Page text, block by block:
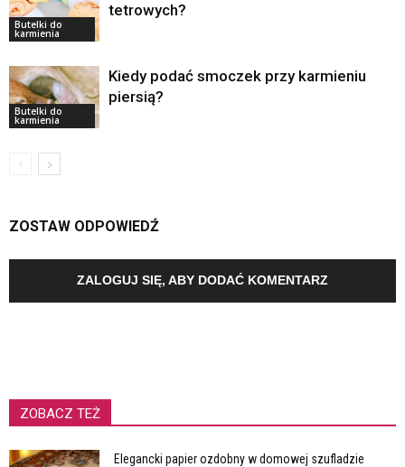
Butelki do
karmienia
tetrowych?
Butelki do
karmienia
Kiedy podać smoczek przy karmieniu
piersią?
ZOSTAW ODPOWIEDŹ
ZALOGUJ SIĘ, ABY DODAĆ KOMENTARZ
ZOBACZ TEŻ
Elegancki papier ozdobny w domowej szufladzie